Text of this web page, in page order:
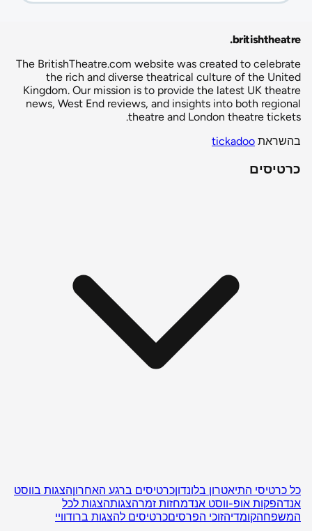
britishtheatre
.
The BritishTheatre.com website was created to celebrate
the rich and diverse theatrical culture of the United
Kingdom. Our mission is to provide the latest UK theatre
news, West End reviews, and insights into both regional
theatre and London theatre tickets.
בהשראת tickadoo
כרטיסים
כל כרטיסי התיאטרון בלונדוןכרטיסים ברגע האחרוןהצגות בווסט
אנדהפקות אופ-ווסט אנדמחזות זמרהצגותהצגות לכל
המשפחהקומדיהזוכי הפרסיםכרטיסים להצגות ברודוויי